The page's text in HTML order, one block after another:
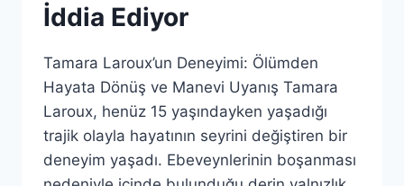
İddia Ediyor
Tamara Laroux’un Deneyimi: Ölümden
Hayata Dönüş ve Manevi Uyanış Tamara
Laroux, henüz 15 yaşındayken yaşadığı
trajik olayla hayatının seyrini değiştiren bir
deneyim yaşadı. Ebeveynlerinin boşanması